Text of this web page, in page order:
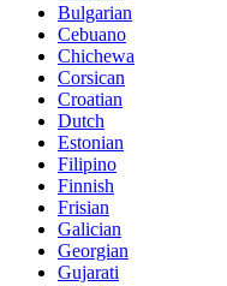
Bulgarian
Cebuano
Chichewa
Corsican
Croatian
Dutch
Estonian
Filipino
Finnish
Frisian
Galician
Georgian
Gujarati